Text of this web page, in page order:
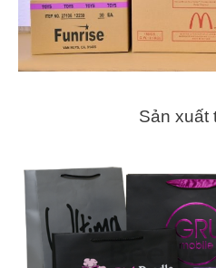
Sản xuất